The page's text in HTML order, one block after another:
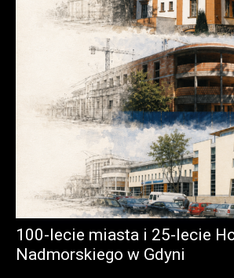
100-lecie miasta i 25-lecie
Nadmorskiego w Gdyni